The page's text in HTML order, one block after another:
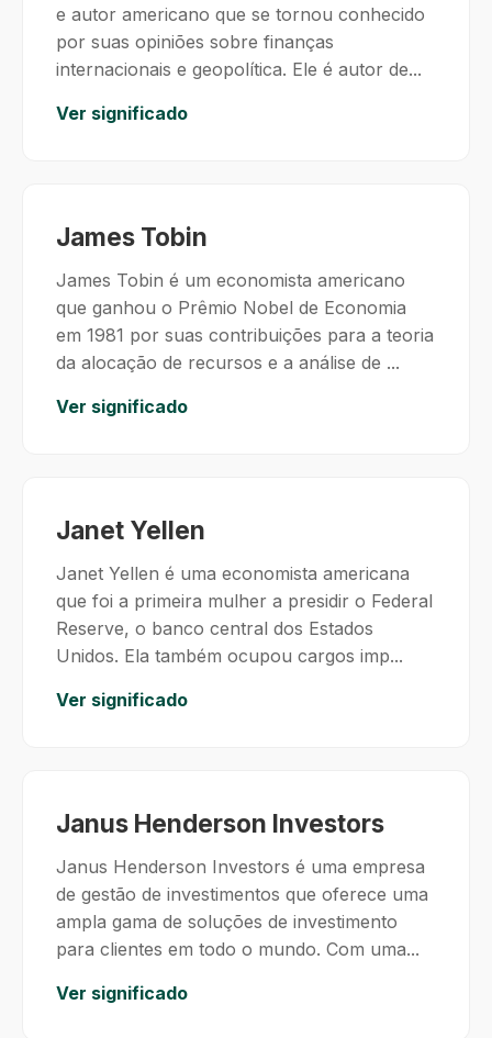
e autor americano que se tornou conhecido
por suas opiniões sobre finanças
internacionais e geopolítica. Ele é autor de...
Ver significado
James Tobin
James Tobin é um economista americano
que ganhou o Prêmio Nobel de Economia
em 1981 por suas contribuições para a teoria
da alocação de recursos e a análise de ...
Ver significado
Janet Yellen
Janet Yellen é uma economista americana
que foi a primeira mulher a presidir o Federal
Reserve, o banco central dos Estados
Unidos. Ela também ocupou cargos imp...
Ver significado
Janus Henderson Investors
Janus Henderson Investors é uma empresa
de gestão de investimentos que oferece uma
ampla gama de soluções de investimento
para clientes em todo o mundo. Com uma...
Ver significado